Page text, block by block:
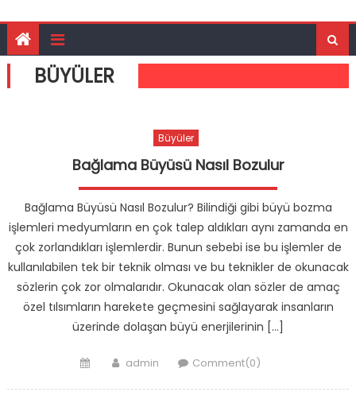
BÜYÜLER
Büyüler
Bağlama Büyüsü Nasıl Bozulur
Bağlama Büyüsü Nasıl Bozulur? Bilindiği gibi büyü bozma
işlemleri medyumların en çok talep aldıkları aynı zamanda en
çok zorlandıkları işlemlerdir. Bunun sebebi ise bu işlemler de
kullanılabilen tek bir teknik olması ve bu teknikler de okunacak
sözlerin çok zor olmalarıdır. Okunacak olan sözler de amaç
özel tılsımların harekete geçmesini sağlayarak insanların
üzerinde dolaşan büyü enerjilerinin […]
PostedAuthor
admin Comment(0)